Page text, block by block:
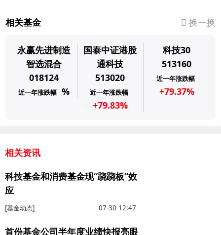
相关基金 换一换
永赢先进制造
智选混合
018124
近一年涨跌幅 %
国泰中证港股
通科技
513020
近一年涨跌幅
+79.83%
科技30
513160
近一年涨跌幅
+79.37%
相关资讯
科技基金和消费基金现“跷跷板”效
应
[基金动态] 07-30 12:47
首份基金公司半年度业绩快报亮眼